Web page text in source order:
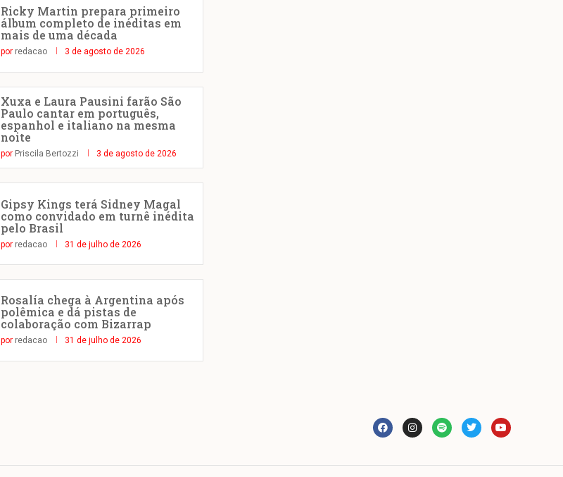
Ricky Martin prepara primeiro
álbum completo de inéditas em
mais de uma década
por redacao 3 de agosto de 2026
Xuxa e Laura Pausini farão São
Paulo cantar em português,
espanhol e italiano na mesma
noite
por Priscila Bertozzi 3 de agosto de 2026
Gipsy Kings terá Sidney Magal
como convidado em turnê inédita
pelo Brasil
por redacao 31 de julho de 2026
Rosalía chega à Argentina após
polêmica e dá pistas de
colaboração com Bizarrap
por redacao 31 de julho de 2026